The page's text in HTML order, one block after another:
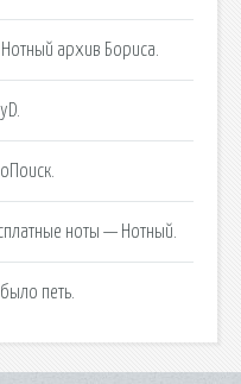
архив Бориса.
ноты — Нотный.
петь.